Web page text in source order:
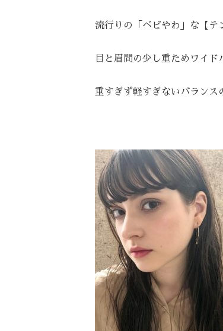
流行りの「ベビやわ」な【テ
目と眉間の少し重ためワイド
重すぎず軽すぎないバラン